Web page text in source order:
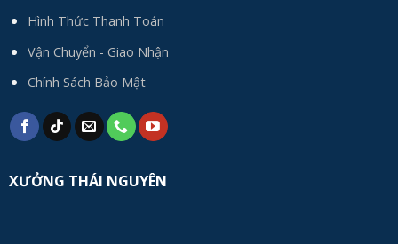
Hình Thức Thanh Toán
Vận Chuyển - Giao Nhận
Chính Sách Bảo Mật
XƯỞNG THÁI NGUYÊN